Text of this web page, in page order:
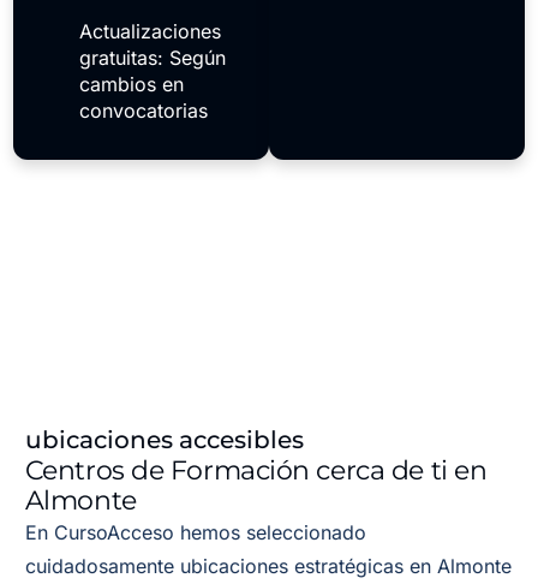
Actualizaciones
gratuitas: Según
cambios en
convocatorias
ubicaciones accesibles
Centros de Formación cerca de ti en
Almonte
En CursoAcceso hemos seleccionado
cuidadosamente ubicaciones estratégicas en Almonte